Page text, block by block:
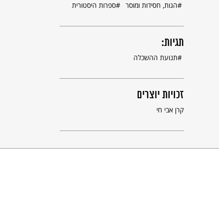
הגות, חסידות ומוסר ספרות היסטורית
תגיות:
תנועת ההשכלה
זכויות יוצרים
קרן אבי חי